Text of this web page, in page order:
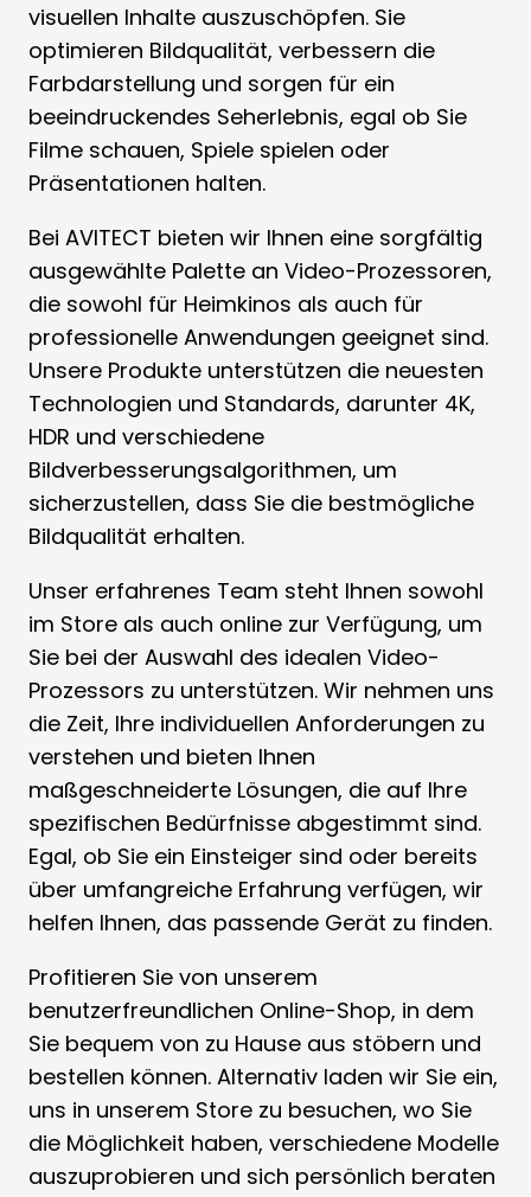
visuellen Inhalte auszuschöpfen. Sie
optimieren Bildqualität, verbessern die
Farbdarstellung und sorgen für ein
beeindruckendes Seherlebnis, egal ob Sie
Filme schauen, Spiele spielen oder
Präsentationen halten.
Bei AVITECT bieten wir Ihnen eine sorgfältig
ausgewählte Palette an Video-Prozessoren,
die sowohl für Heimkinos als auch für
professionelle Anwendungen geeignet sind.
Unsere Produkte unterstützen die neuesten
Technologien und Standards, darunter 4K,
HDR und verschiedene
Bildverbesserungsalgorithmen, um
sicherzustellen, dass Sie die bestmögliche
Bildqualität erhalten.
Unser erfahrenes Team steht Ihnen sowohl
im Store als auch online zur Verfügung, um
Sie bei der Auswahl des idealen Video-
Prozessors zu unterstützen. Wir nehmen uns
die Zeit, Ihre individuellen Anforderungen zu
verstehen und bieten Ihnen
maßgeschneiderte Lösungen, die auf Ihre
spezifischen Bedürfnisse abgestimmt sind.
Egal, ob Sie ein Einsteiger sind oder bereits
über umfangreiche Erfahrung verfügen, wir
helfen Ihnen, das passende Gerät zu finden.
Profitieren Sie von unserem
benutzerfreundlichen Online-Shop, in dem
Sie bequem von zu Hause aus stöbern und
bestellen können. Alternativ laden wir Sie ein,
uns in unserem Store zu besuchen, wo Sie
die Möglichkeit haben, verschiedene Modelle
auszuprobieren und sich persönlich beraten